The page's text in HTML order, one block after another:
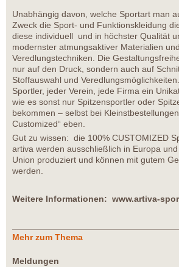
Unabhängig davon, welche Sportart man
Zweck die Sport- und Funktionskleidung
diese individuell und in höchster Qualität
modernster atmungsaktiver Materialien und
Veredlungstechniken. Die
nur auf den Druck, sondern auch auf
Stoffauswahl und
Sportler, jeder Verein, jede Firma ein
wie es sonst nur Spitzensportler oder
bekommen – selbst bei
Customized“ eben.
Gut zu wissen: die 100% CUSTOMIZED
artiva werden ausschließlich in Europa
Union produziert und können mit gutem
werden.
Weitere Informationen: www.artiva-
Mehr zum Thema
Meldungen